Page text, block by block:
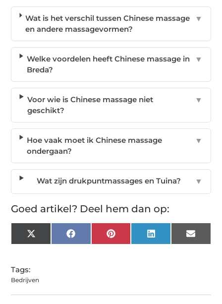
Wat is het verschil tussen Chinese massage
en andere massagevormen?
▼
Welke voordelen heeft Chinese massage in
Breda?
▼
Voor wie is Chinese massage niet
geschikt?
▼
Hoe vaak moet ik Chinese massage
ondergaan?
▼
Wat zijn drukpuntmassages en Tuina? ▼
Goed artikel? Deel hem dan op:
X
(Twitter)
FacebookPinterest LinkedIn Email
Tags:
Bedrijven